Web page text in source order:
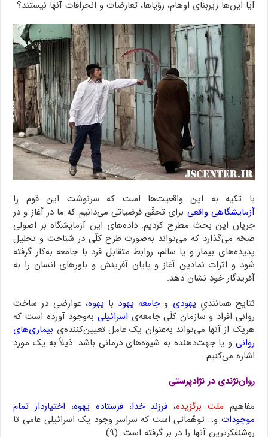
آیا این‌ها‌ زیربنای اوهام، رؤیاها، تعارضات و انحرافات‌ آنها‌ نیستند؟
با تکیه‌ به این واقعیت‌ها است که سرنوشت این قوم را
آزمایشگاهی واقعی برای تحقّق فرضیاتی می‌دانیم که ما در آغاز و در
جریان این‌ بحث‌ مطرح‌‌ کردیم. داده‌های این آزمایشگاه بر اصولی
صحّه می‌گذارد که‌ می‌تواند‌ به‌صورت طرح کلّی در شناخت و تحلیل
پدیده‌های بیمار و یا سالم، روابط متقابل فرد با جامعه به‌کار گرفته
شود و اثرات‌ نمادین‌ آغاز‌ و پایان آفرینش و باورهای انسان را به
آفریدگار خود نشان دهد‌.
نتایج همانندیِ یهودی وجامعه یهود با یهوه، عوارضی در ساخت
روانی افراد و سازمان‌ کلّی جامعه‌ی اسرائیلی ‌ به‌وجود‌ آورده‌ است که
هریک از آنها می‌تواند به‌عنوان یک عامل تعیین‌‌کننده‌ی‌ بیماری‌های‌
روانی و یا جهت‌دهنده به شیوه‌های درمانی باشد. ذیلاً به یک مورد
اشاره‌ می‌کنیم:
روان‌نژندی در نژادپرستی
مفاهیم ملت برگزیده، فرزند خدا،فرستاده یهوه‌، اختیاردار‌ تمام‌
موجودات و… توهّماتی‌ است که سراسر وجود یک اسرائیلی عامی تا
روشنفکرترین آنها را در بر گرفته‌ است‌‌. (۹)